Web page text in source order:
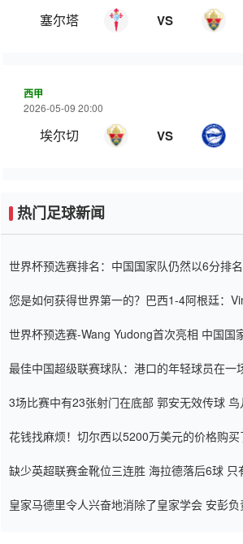
塞尔塔 VS
西甲
2026-05-09 20:00
埃尔切 VS
热门足球新闻
世界杯预选赛排名：中国国家队仍然以6分排
您是如何获得世界第一的？巴西1-4阿根廷：
世界杯预选赛-Wang Yudong首次亮相 中国国
最佳中国超级联赛球队：港口的年轻球员在一
3场比赛中有23张射门在底部 郭安无效传球
花钱找麻烦！切尔西以5200万美元的价格购
缺少英超联赛金靴位三连胜 海拉德落后6球 只
皇家马德里令人兴奋地消除了皇家学会 安彭负